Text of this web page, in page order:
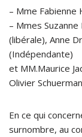
– Mme Fabienne
– Mmes
(libérale), Anne
(Indépendante)
et MM.Maurice
Olivier
En ce qui
surnombre, au